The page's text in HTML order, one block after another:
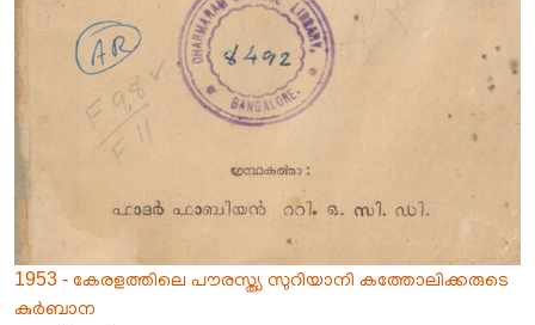
1953 - കേരളത്തിലെ പൗരസ്ത്യ സുറിയാനി കത്തോലിക്കരുടെ
കുർബാന